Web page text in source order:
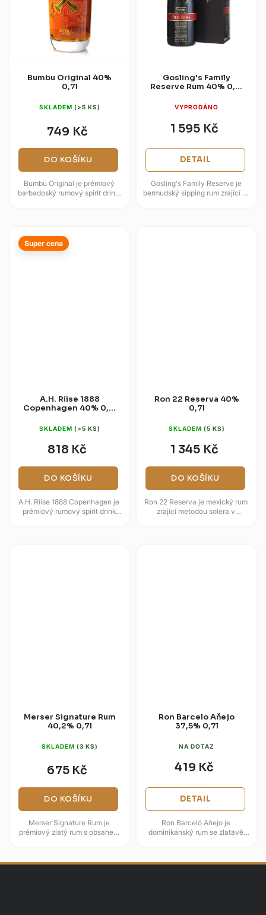
Bumbu Original 40%
0,7l
SKLADEM (>5 KS)
749 Kč
DO KOŠÍKU
Bumbu Original je prémiový
barbadoský rumový spirit drink,
Gosling's Family
Reserve Rum 40% 0,7l
VYPRODÁNO
1 595 Kč
DETAIL
Gosling's Family Reserve je
bermudský sipping rum zrající 16
Super cena
A.H. Riise 1888
Copenhagen 40% 0,7l
(dárková krabice)
SKLADEM (>5 KS)
818 Kč
DO KOŠÍKU
A.H. Riise 1888 Copenhagen je
prémiový rumový spirit drink
Ron 22 Reserva 40%
0,7l
SKLADEM (5 KS)
1 345 Kč
DO KOŠÍKU
Ron 22 Reserva je mexický rum
zrající metodou solera v
Merser Signature Rum
40,2% 0,7l
SKLADEM (3 KS)
675 Kč
DO KOŠÍKU
Merser Signature Rum je
prémiový zlatý rum s obsahem
Merser &...
Ron Barcelo Aňejo
37,5% 0,7l
NA DOTAZ
419 Kč
DETAIL
Ron Barceló Añejo je
dominikánský rum se zlatavě
karamel,...